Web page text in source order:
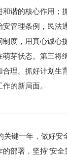
谐的核心作用；
管理条例，民法
度，用真心诚心
芽状态。第三将
理。抓好计划生
的新局面。
键一年，做好
部署，坚持“安